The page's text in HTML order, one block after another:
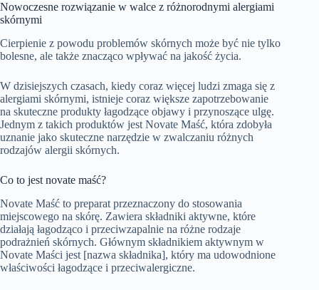
Nowoczesne rozwiązanie w walce z różnorodnymi alergiami
skórnymi
Cierpienie z powodu problemów skórnych może być nie tylko
bolesne, ale także znacząco wpływać na jakość życia.
W dzisiejszych czasach, kiedy coraz więcej ludzi zmaga się z
alergiami skórnymi, istnieje coraz większe zapotrzebowanie
na skuteczne produkty łagodzące objawy i przynoszące ulgę.
Jednym z takich produktów jest Novate Maść, która zdobyła
uznanie jako skuteczne narzędzie w zwalczaniu różnych
rodzajów alergii skórnych.
Co to jest novate maść?
Novate Maść to preparat przeznaczony do stosowania
miejscowego na skórę. Zawiera składniki aktywne, które
działają łagodząco i przeciwzapalnie na różne rodzaje
podrażnień skórnych. Głównym składnikiem aktywnym w
Novate Maści jest [nazwa składnika], który ma udowodnione
właściwości łagodzące i przeciwalergiczne.